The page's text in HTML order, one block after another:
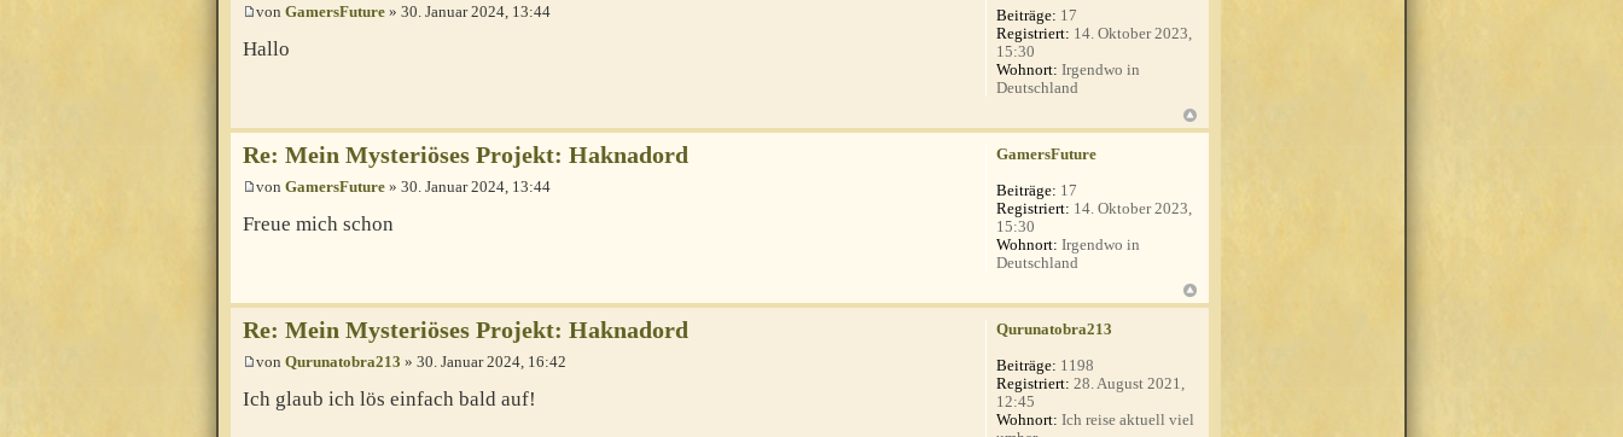
von GamersFuture » 30. Januar 2024, 13:44
Hallo
Beiträge: 17
Registriert: 14. Oktober 2023,
15:30
Wohnort: Irgendwo in
Deutschland
Re: Mein Mysteriöses Projekt: Haknadord
von GamersFuture » 30. Januar 2024, 13:44
Freue mich schon
GamersFuture
Beiträge: 17
Registriert: 14. Oktober 2023,
15:30
Wohnort: Irgendwo in
Deutschland
Re: Mein Mysteriöses Projekt: Haknadord
von Qurunatobra213 » 30. Januar 2024, 16:42
Ich glaub ich lös einfach bald auf!
Qurunatobra213
Beiträge: 1198
Registriert: 28. August 2021,
12:45
Wohnort: Ich reise aktuell viel